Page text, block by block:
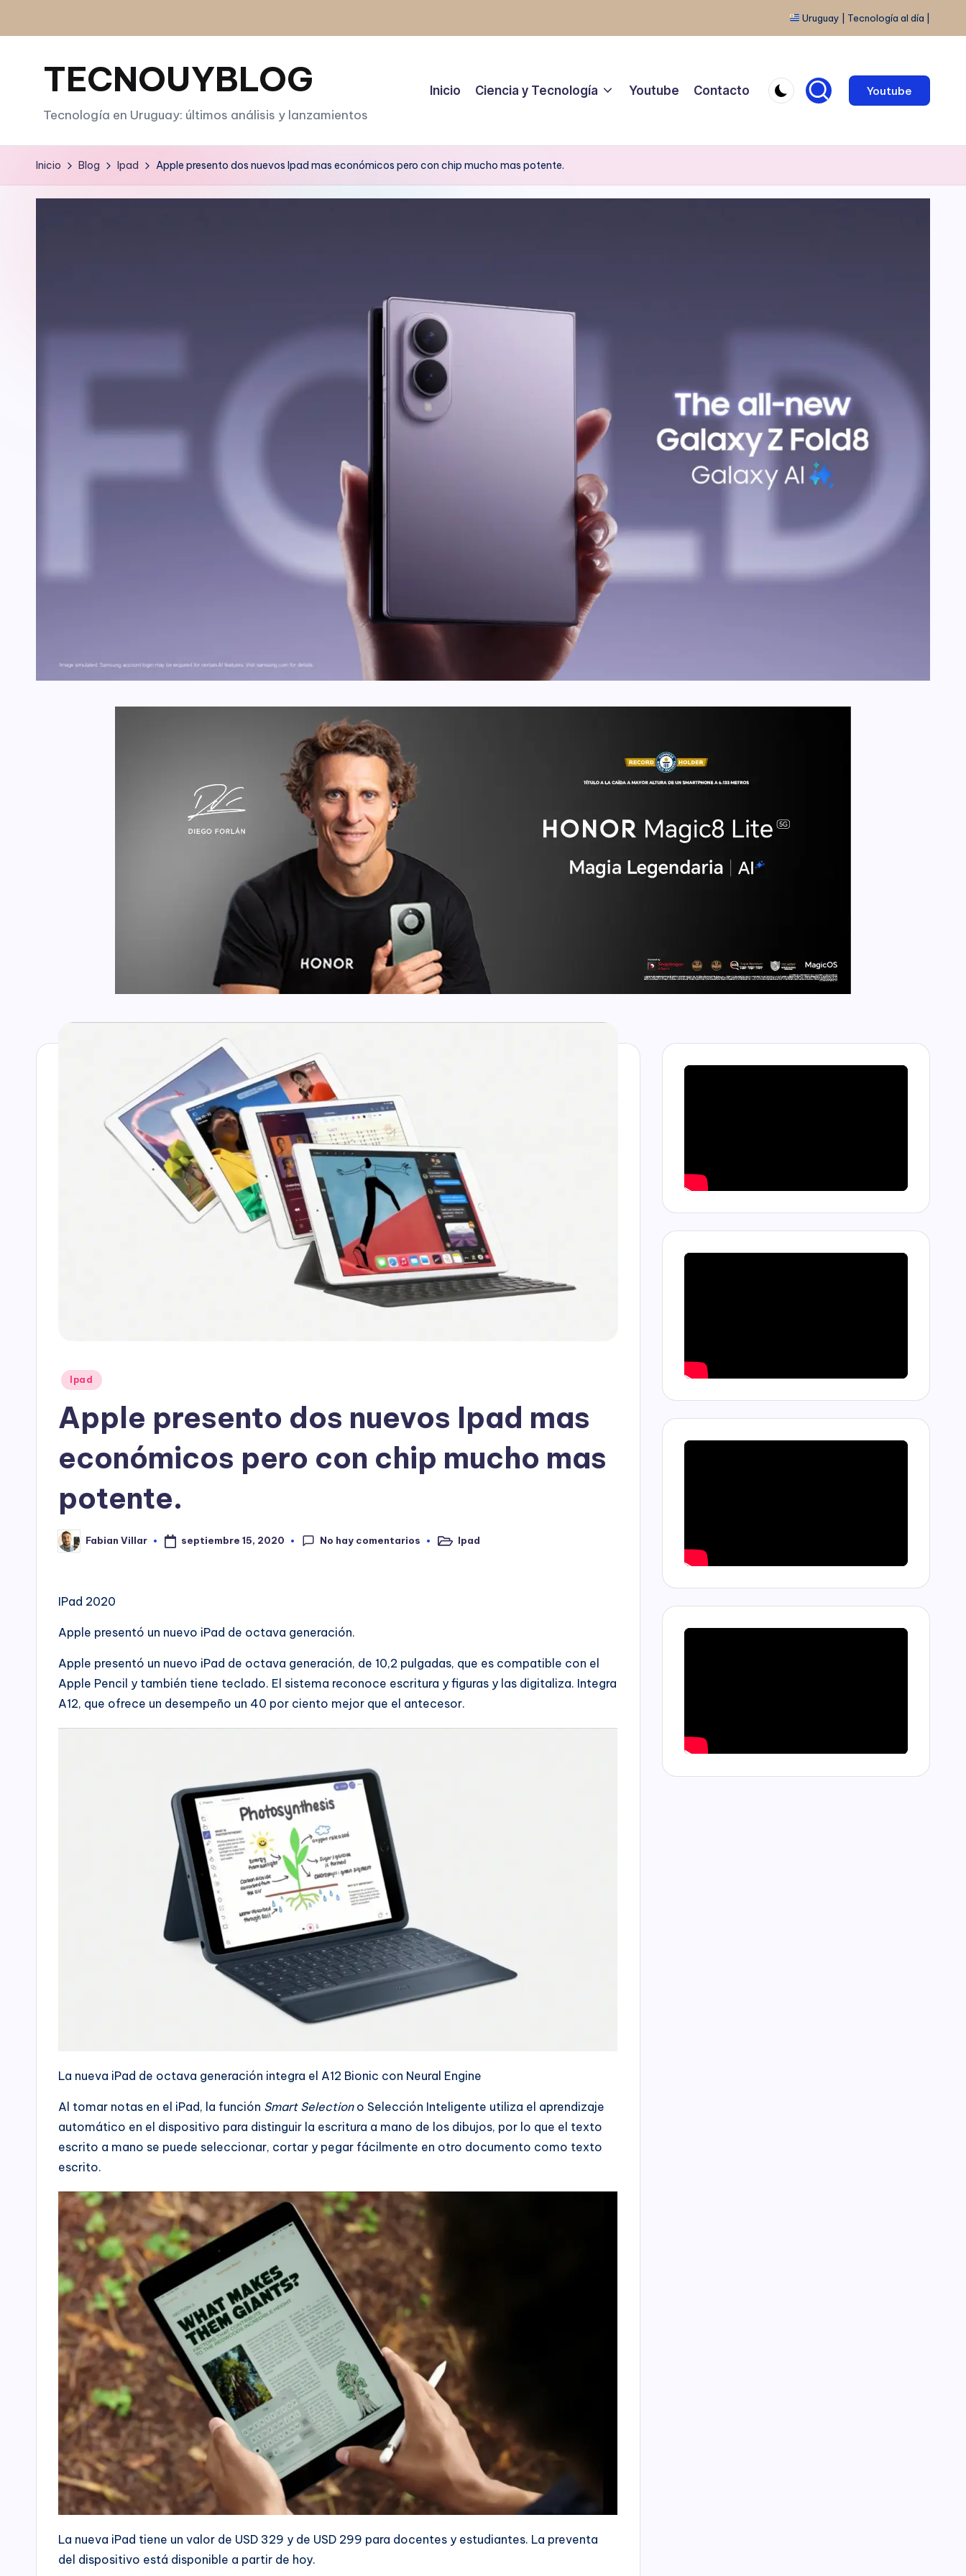
Saltar
Uruguay | Tecnología al día |
TECNOUYBLOG
Tecnología en Uruguay: últimos análisis y lanzamientos
Inicio Ciencia y Tecnología Youtube Contacto Youtube
Inicio Blog Ipad Apple presento dos nuevos Ipad mas económicos pero con chip mucho mas potente.
Publicado
Ipad
Apple presento dos nuevos Ipad mas
económicos pero con chip mucho mas
potente.
Publicado
por
Fabian Villar septiembre 15, 2020 No hay comentarios
Publicado
Ipad
IPad 2020
Apple presentó un nuevo iPad de octava generación.
Apple presentó un nuevo iPad de octava generación, de 10,2 pulgadas, que es compatible con el
Apple Pencil y también tiene teclado. El sistema reconoce escritura y figuras y las digitaliza. Integra
A12, que ofrece un desempeño un 40 por ciento mejor que el antecesor.
La nueva iPad de octava generación integra el A12 Bionic con Neural Engine
Al tomar notas en el iPad, la función Smart Selectiono Selección Inteligente utiliza el aprendizaje
automático en el dispositivo para distinguir la escritura a mano de los dibujos, por lo que el texto
escrito a mano se puede seleccionar, cortar y pegar fácilmente en otro documento como texto
escrito.
La nueva iPad tiene un valor de USD 329 y de USD 299 para docentes y estudiantes. La preventa
del dispositivo está disponible a partir de hoy.